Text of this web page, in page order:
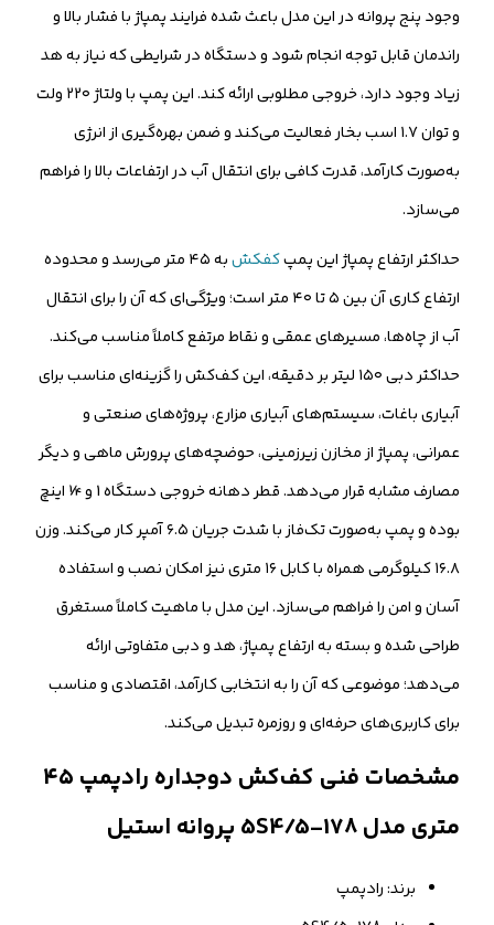
وجود پنج پروانه در این مدل باعث شده فرایند پمپاژ با فشار بالا و
راندمان قابل توجه انجام شود و دستگاه در شرایطی که نیاز به هد
زیاد وجود دارد، خروجی مطلوبی ارائه کند. این پمپ با ولتاژ ۲۲۰ ولت
و توان ۱.۷ اسب بخار فعالیت می‌کند و ضمن بهره‌گیری از انرژی
به‌صورت کارآمد، قدرت کافی برای انتقال آب در ارتفاعات بالا را فراهم
می‌سازد.
حداکثر ارتفاع پمپاژ این پمپکفکش
به ۴۵ متر می‌رسد و محدوده
ارتفاع کاری آن بین ۵ تا ۴۰ متر است؛ ویژگی‌ای که آن را برای انتقال
آب از چاه‌ها، مسیرهای عمقی و نقاط مرتفع کاملاً مناسب می‌کند.
حداکثر دبی ۱۵۰ لیتر بر دقیقه، این کف‌کش را گزینه‌ای مناسب برای
آبیاری باغات، سیستم‌های آبیاری مزارع، پروژه‌های صنعتی و
عمرانی، پمپاژ از مخازن زیرزمینی، حوضچه‌های پرورش ماهی و دیگر
مصارف مشابه قرار می‌دهد. قطر دهانه خروجی دستگاه 1 و ¼ اینچ
بوده و پمپ به‌صورت تک‌فاز با شدت جریان ۶.۵ آمپر کار می‌کند. وزن
۱۶.۸ کیلوگرمی همراه با کابل ۱۶ متری نیز امکان نصب و استفاده
آسان و امن را فراهم می‌سازد. این مدل با ماهیت کاملاً مستغرق
طراحی شده و بسته به ارتفاع پمپاژ، هد و دبی متفاوتی ارائه
می‌دهد؛ موضوعی که آن را به انتخابی کارآمد، اقتصادی و مناسب
برای کاربری‌های حرفه‌ای و روزمره تبدیل می‌کند.
مشخصات فنی کف‌کش دوجداره رادپمپ ۴۵
متری مدل 178-5S4/5 پروانه استیل
برند: رادپمپ